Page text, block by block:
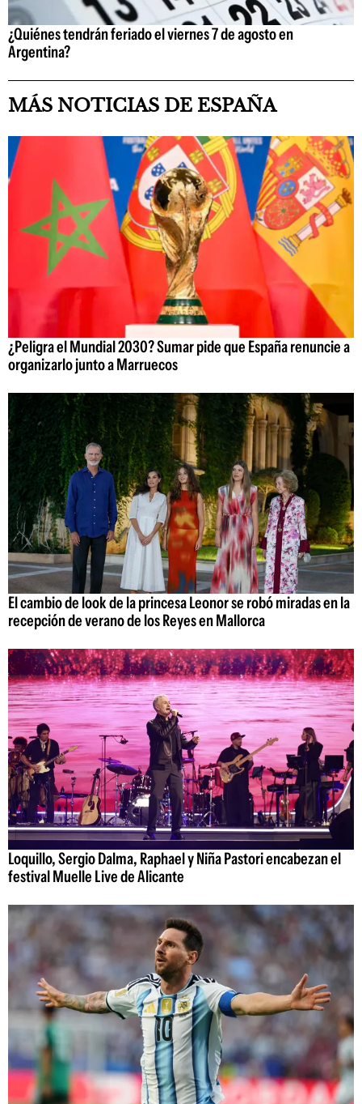
¿Quiénes tendrán feriado el viernes 7 de agosto en
Argentina?
MÁS NOTICIAS DE ESPAÑA
¿Peligra el Mundial 2030? Sumar pide que España renuncie a
organizarlo junto a Marruecos
El cambio de look de la princesa Leonor se robó miradas en la
recepción de verano de los Reyes en Mallorca
Loquillo, Sergio Dalma, Raphael y Niña Pastori encabezan el
festival Muelle Live de Alicante